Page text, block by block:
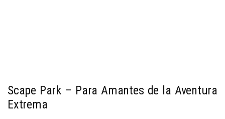
Scape Park – Para Amantes de la Aventura
Extrema